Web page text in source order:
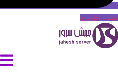
حساب کاربری